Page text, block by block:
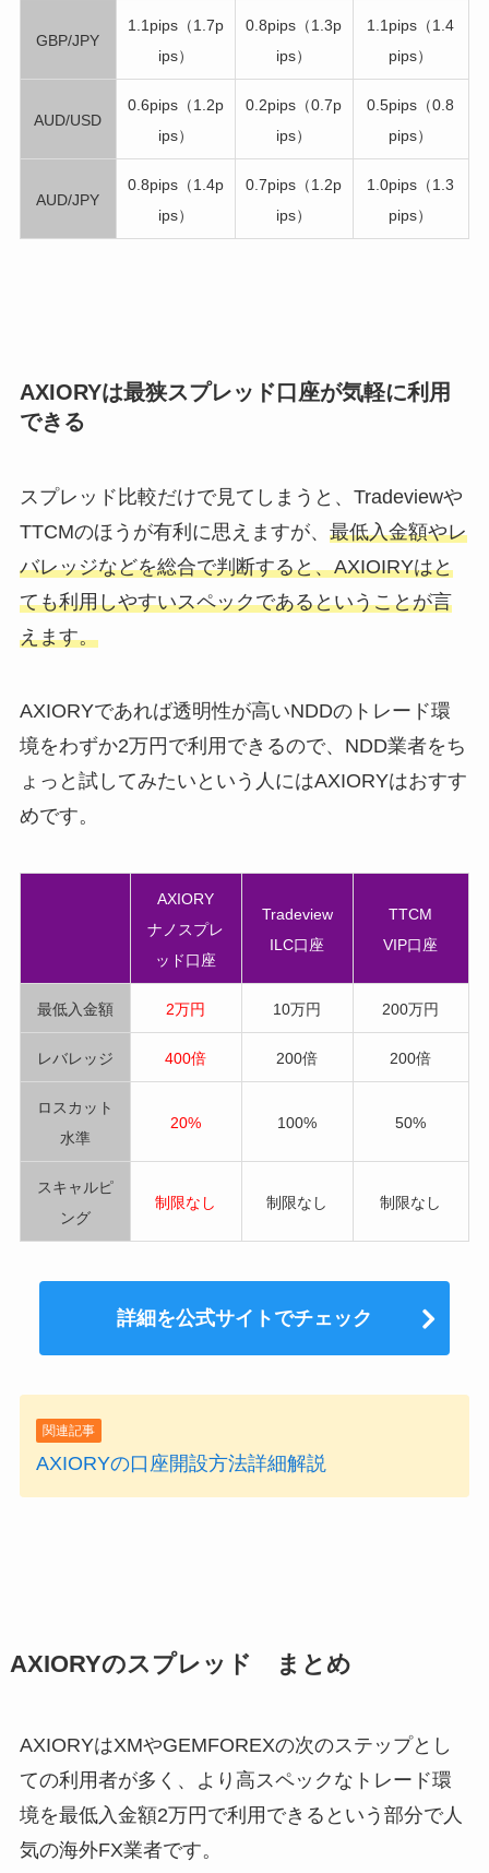
GBP/JPY
1.1pips（1.7p
ips）
0.8pips（1.3p
ips）
1.1pips（1.4
pips）
AUD/USD
0.6pips（1.2p
ips）
0.2pips（0.7p
ips）
0.5pips（0.8
pips）
AUD/JPY
0.8pips（1.4p
ips）
0.7pips（1.2p
ips）
1.0pips（1.3
pips）
AXIORYは最狭スプレッド口座が気軽に利用
できる
スプレッド比較だけで見てしまうと、Tradeviewや
TTCMのほうが有利に思えますが、 最低入金額やレ
バレッジなどを総合で判断すると、AXIOIRYはと
ても利用しやすいスペックであるということが言
えます。
AXIORYであれば透明性が高いNDDのトレード環
境をわずか2万円で利用できるので、NDD業者をち
ょっと試してみたいという人にはAXIORYはおすす
めです。
AXIORY
ナノスプレ
ッド口座
Tradeview
ILC口座
TTCM
VIP口座
最低入金額 2万円 10万円 200万円
レバレッジ 400倍 200倍 200倍
ロスカット
水準
20% 100% 50%
スキャルピ
ング
制限なし 制限なし 制限なし
詳細を公式サイトでチェック
関連記事
AXIORYの口座開設方法詳細解説
AXIORYのスプレッド まとめ
AXIORYはXMやGEMFOREXの次のステップとし
ての利用者が多く、よ り高スペックなトレード環
境を最低入金額2万円で利用できる という部分で人
気の海外FX業者です。